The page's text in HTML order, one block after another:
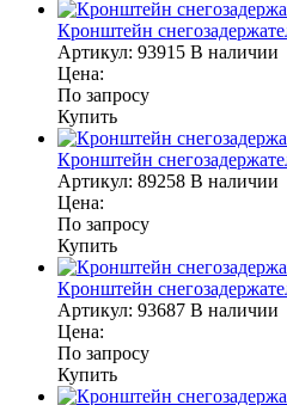
Кронштейн
Артикул: 93915 В наличии
Цена:
По запросу
Купить
Кронштейн
Артикул: 89258 В наличии
Цена:
По запросу
Купить
Кронштейн
Артикул: 93687 В наличии
Цена:
По запросу
Купить